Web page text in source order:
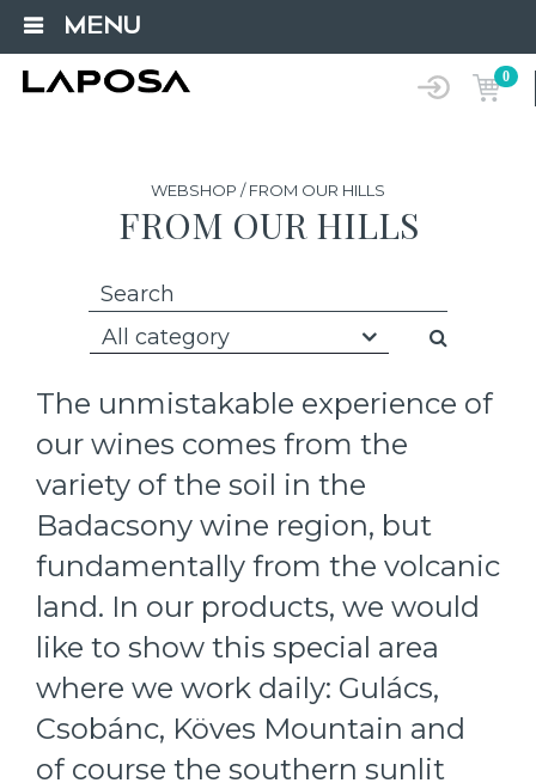
MENU
0
WEBSHOP / FROM OUR HILLS
FROM OUR HILLS
All category
The unmistakable experience of
our wines comes from the
variety of the soil in the
Badacsony wine region, but
fundamentally from the volcanic
land. In our products, we would
like to show this special area
where we work daily: Gulács,
Csobánc, Köves Mountain and
of course the southern sunlit